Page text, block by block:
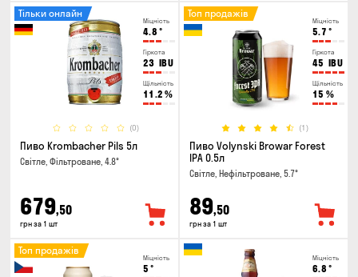
Міцність
4.8 °
Гіркота
23 IBU
Щільність
11.2 %
(0)
Тільки онлайн
Пиво Krombacher Pils 5л
Світле, Фільтроване, 4.8°
679,50
грн за 1 шт
Міцність
5.7 °
Гіркота
45 IBU
Щільність
15 %
(1)
Топ продажів
Пиво Volynski Browar Forest
IPA 0.5л
Світле, Нефільтроване, 5.7°
89,50
грн за 1 шт
Міцність
5 °
Топ продажів
Міцність
6.8 °